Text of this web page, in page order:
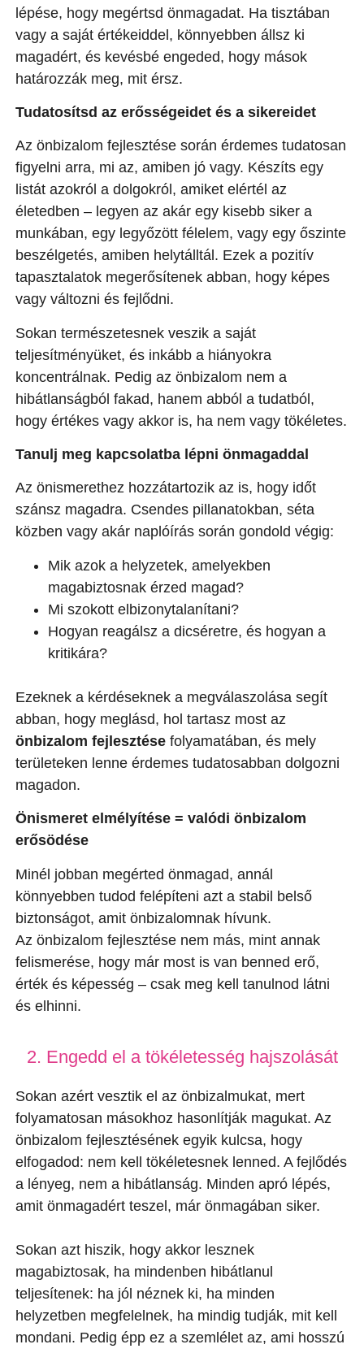
lépése, hogy megértsd önmagadat. Ha tisztában
vagy a saját értékeiddel, könnyebben állsz ki
magadért, és kevésbé engeded, hogy mások
határozzák meg, mit érsz.
Tudatosítsd az erősségeidet és a sikereidet
Az önbizalom fejlesztése során érdemes tudatosan
figyelni arra, mi az, amiben jó vagy. Készíts egy
listát azokról a dolgokról, amiket elértél az
életedben – legyen az akár egy kisebb siker a
munkában, egy legyőzött félelem, vagy egy őszinte
beszélgetés, amiben helytálltál. Ezek a pozitív
tapasztalatok megerősítenek abban, hogy képes
vagy változni és fejlődni.
Sokan természetesnek veszik a saját
teljesítményüket, és inkább a hiányokra
koncentrálnak. Pedig az önbizalom nem a
hibátlanságból fakad, hanem abból a tudatból,
hogy értékes vagy akkor is, ha nem vagy tökéletes.
Tanulj meg kapcsolatba lépni önmagaddal
Az önismerethez hozzátartozik az is, hogy időt
szánsz magadra. Csendes pillanatokban, séta
közben vagy akár naplóírás során gondold végig:
Mik azok a helyzetek, amelyekben
magabiztosnak érzed magad?
Mi szokott elbizonytalanítani?
Hogyan reagálsz a dicséretre, és hogyan a
kritikára?
Ezeknek a kérdéseknek a megválaszolása segít
abban, hogy meglásd, hol tartasz most az
önbizalom fejlesztésefolyamatában, és mely
területeken lenne érdemes tudatosabban dolgozni
magadon.
Önismeret elmélyítése = valódi önbizalom
erősödése
Minél jobban megérted önmagad, annál
könnyebben tudod felépíteni azt a stabil belső
biztonságot, amit önbizalomnak hívunk.
Az önbizalom fejlesztése nem más, mint annak
felismerése, hogy már most is van benned erő,
érték és képesség – csak meg kell tanulnod látni
és elhinni.
2. Engedd el a tökéletesség hajszolását
Sokan azért vesztik el az önbizalmukat, mert
folyamatosan másokhoz hasonlítják magukat. Az
önbizalom fejlesztésének egyik kulcsa, hogy
elfogadod: nem kell tökéletesnek lenned. A fejlődés
a lényeg, nem a hibátlanság. Minden apró lépés,
amit önmagadért teszel, már önmagában siker.
Sokan azt hiszik, hogy akkor lesznek
magabiztosak, ha mindenben hibátlanul
teljesítenek: ha jól néznek ki, ha minden
helyzetben megfelelnek, ha mindig tudják, mit kell
mondani. Pedig épp ez a szemlélet az, ami hosszú